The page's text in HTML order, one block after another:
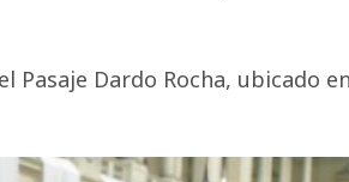
Pasaje Dardo Rocha, ubicado